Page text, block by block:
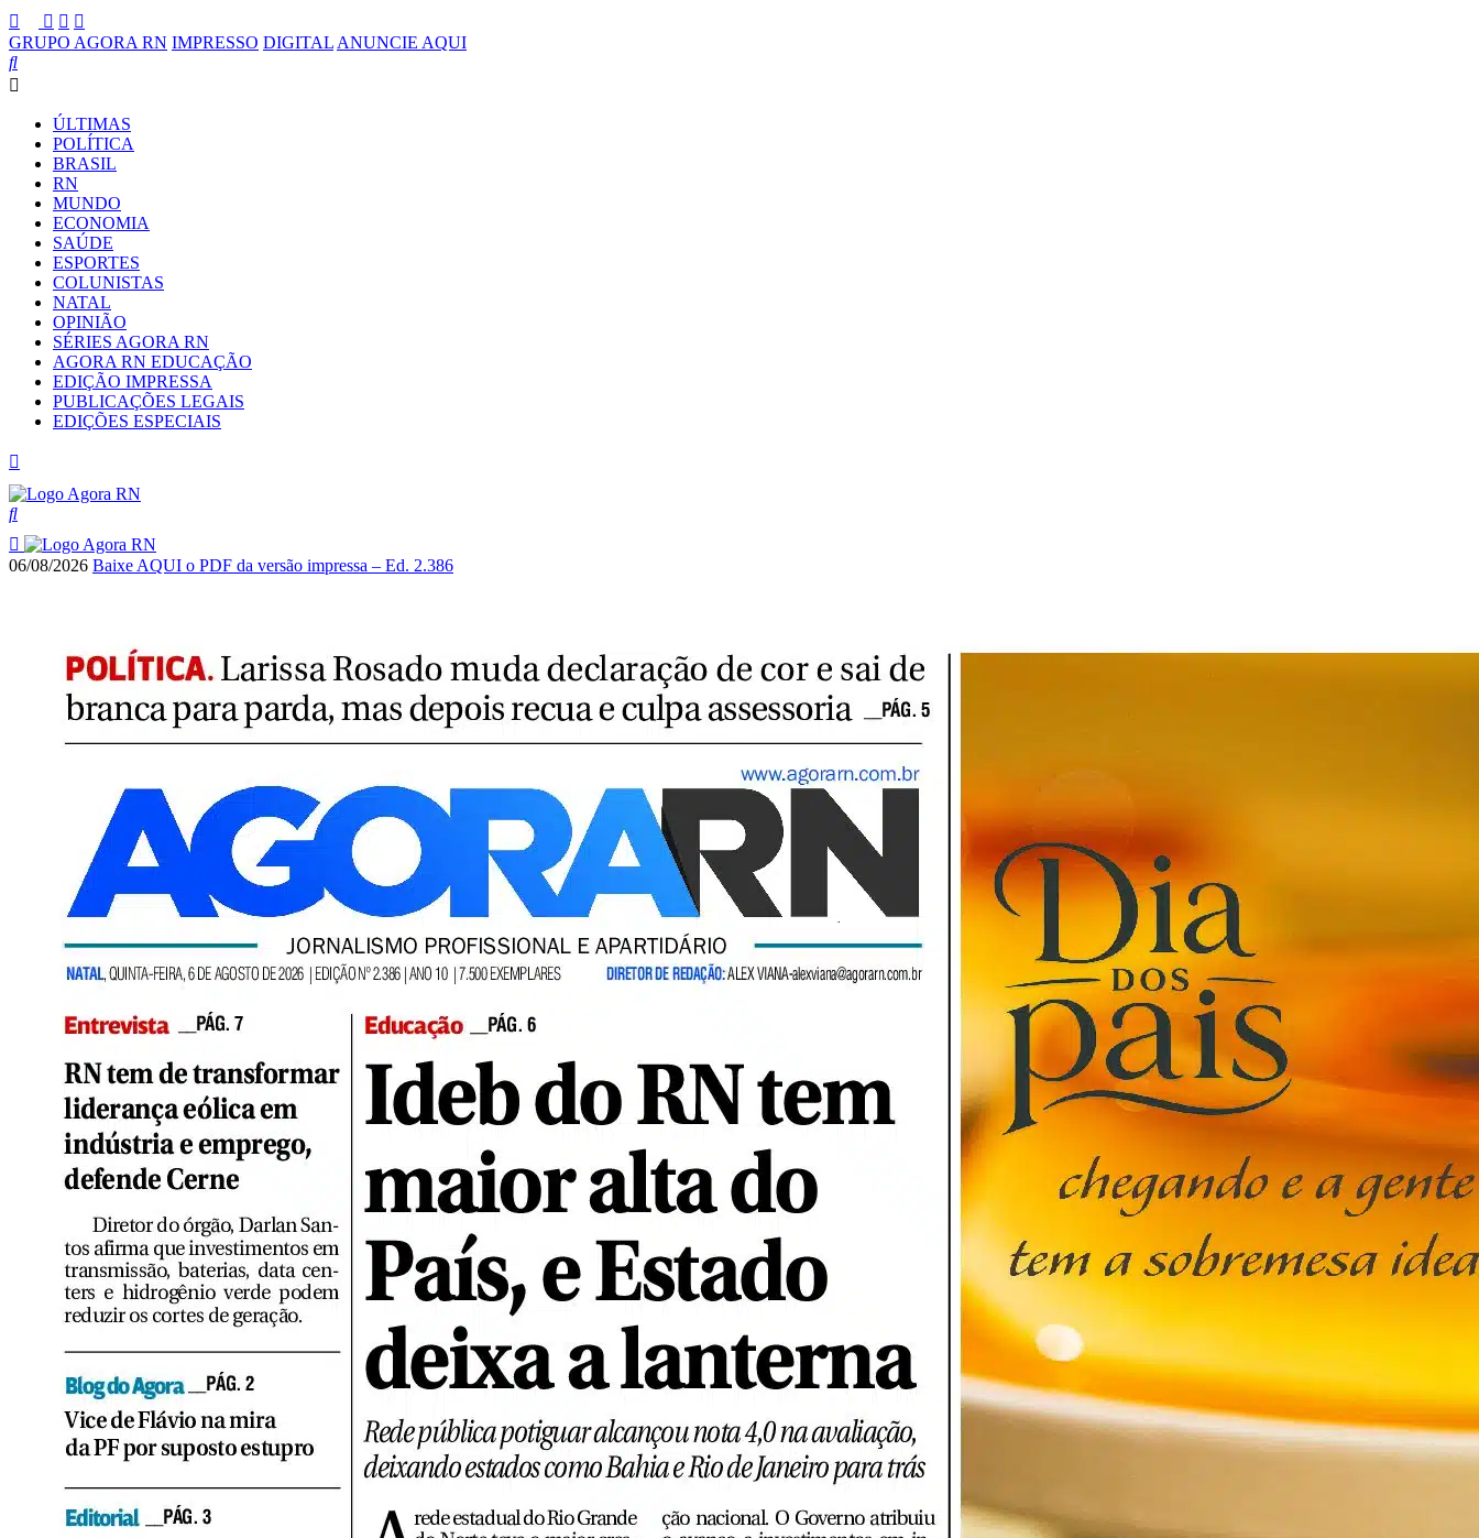
GRUPO AGORA RN IMPRESSO DIGITAL ANUNCIE AQUI
ÚLTIMAS
POLÍTICA
BRASIL
RN
MUNDO
ECONOMIA
SAÚDE
ESPORTES
COLUNISTAS
NATAL
OPINIÃO
SÉRIES AGORA RN
AGORA RN EDUCAÇÃO
EDIÇÃO IMPRESSA
PUBLICAÇÕES LEGAIS
EDIÇÕES ESPECIAIS
06/08/2026 Baixe AQUI o PDF da versão impressa – Ed. 2.386